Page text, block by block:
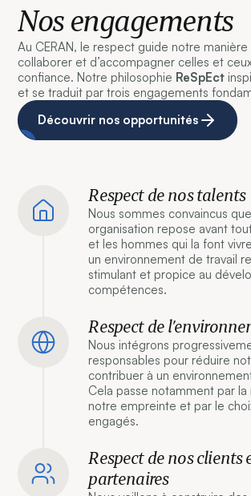
Nos engagements
Au CERAN, le respect guide notre
collaborer et d’accompagner celles et
confiance. Notre philosophie ReSpEct
et se traduit par trois engagements
Découvrir nos opportunités
Respect de nos talents
Nous sommes convaincus
organisation repose avant
et les hommes qui la font
un environnement de travail
stimulant et propice au
compétences.
Respect de
Nous intégrons
responsables pour réduire
contribuer à un
Cela passe notamment par
notre empreinte et par le
engagés.
Respect de nos clients
partenaires